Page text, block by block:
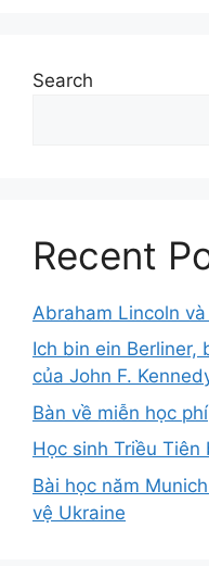
Search
Recent
Abraham Lincoln
Ich bin ein
của John F.
Bàn về miễn học phí
Học sinh Triều Tiên
Bài học năm
vệ Ukraine